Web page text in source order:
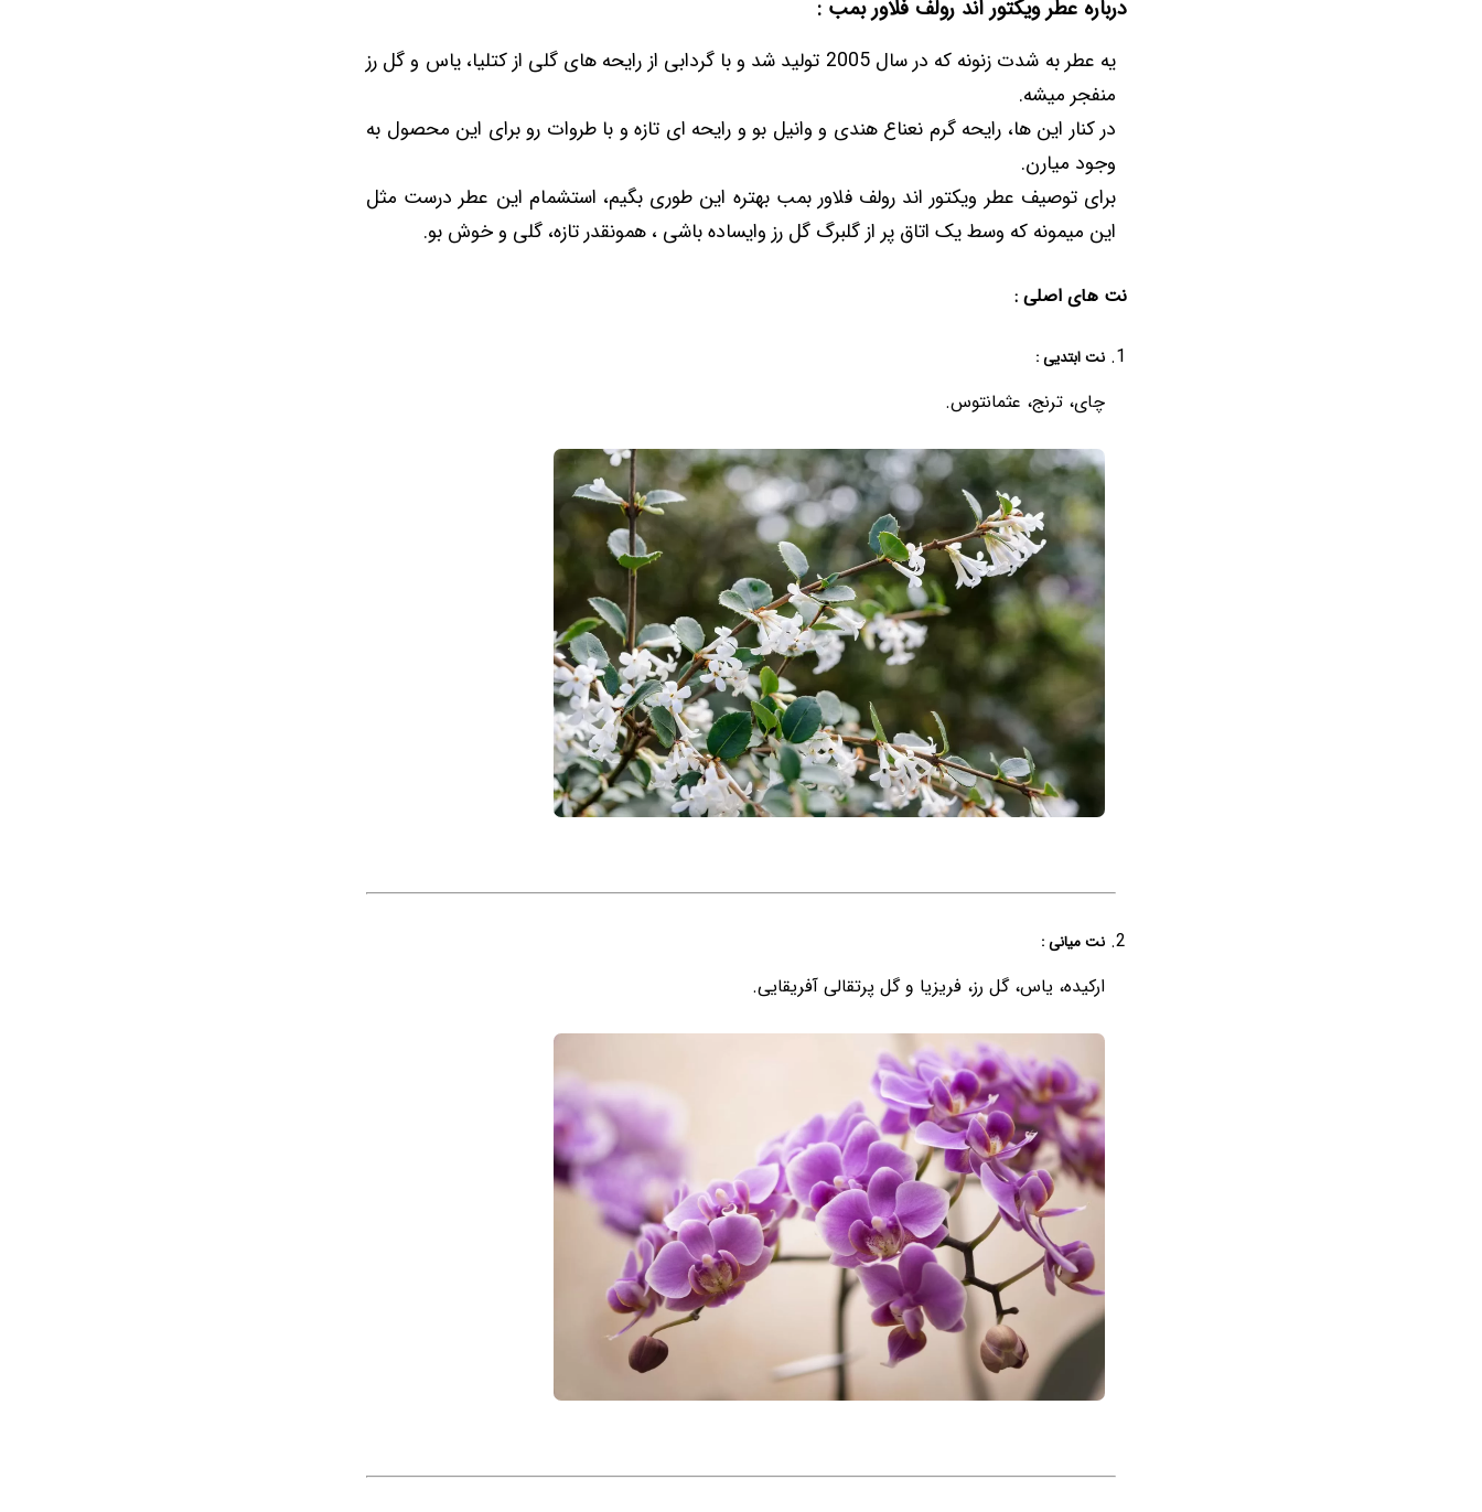
درباره عطر ویکتور اند رولف فلاور بمب :
یه عطر به شدت زنونه که در سال 2005 تولید شد و با گردابی از رایحه های گلی از کتلیا، یاس و گل رز
منفجر میشه.
در کنار این ها، رایحه گرم نعناع هندی و وانیل بو و رایحه ای تازه و با طروات رو برای این محصول به
وجود میارن.
برای توصیف عطر ویکتور اند رولف فلاور بمب بهتره این طوری بگیم، استشمام این عطر درست مثل
این میمونه که وسط یک اتاق پر از گلبرگ گل رز وایساده باشی ، همونقدر تازه، گلی و خوش بو.
نت های اصلی :
نت ابتدیی :
چای، ترنج، عثمانتوس.
نت میانی :
ارکیده، یاس، گل رز، فریزیا و گل پرتقالی آفریقایی.